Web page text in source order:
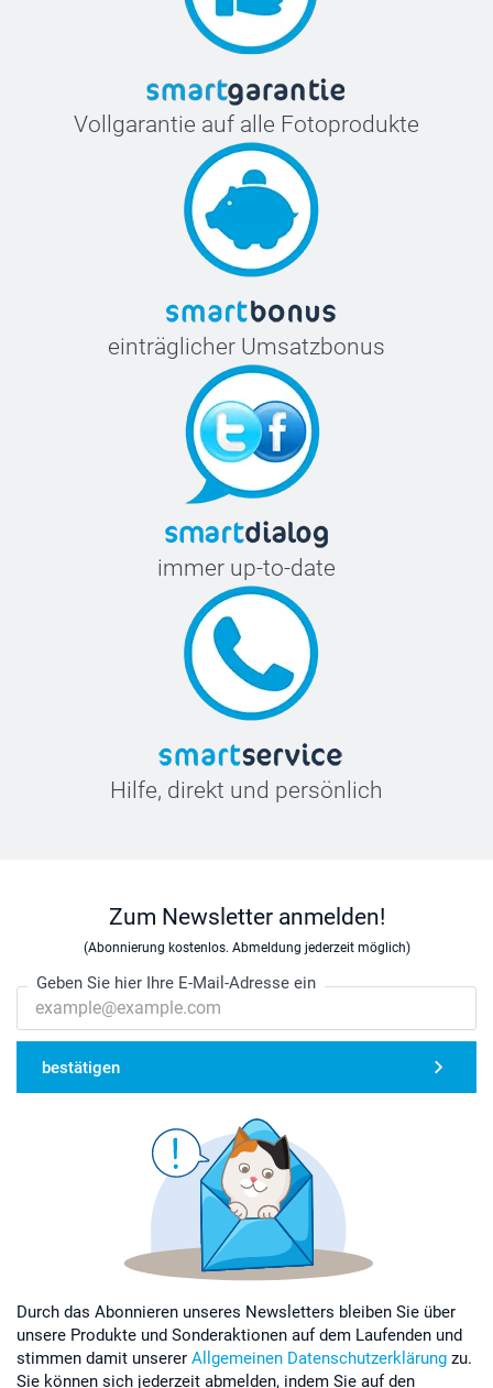
Vollgarantie auf alle Fotoprodukte
einträglicher Umsatzbonus
immer up-to-date
Hilfe, direkt und persönlich
Zum Newsletter anmelden!
(Abonnierung kostenlos. Abmeldung jederzeit möglich)
Geben Sie hier Ihre E-Mail-Adresse ein
bestätigen
Durch das Abonnieren unseres Newsletters bleiben Sie über
unsere Produkte und Sonderaktionen auf dem Laufenden und
stimmen damit unserer Allgemeinen Datenschutzerklärung zu.
Sie können sich jederzeit abmelden, indem Sie auf den